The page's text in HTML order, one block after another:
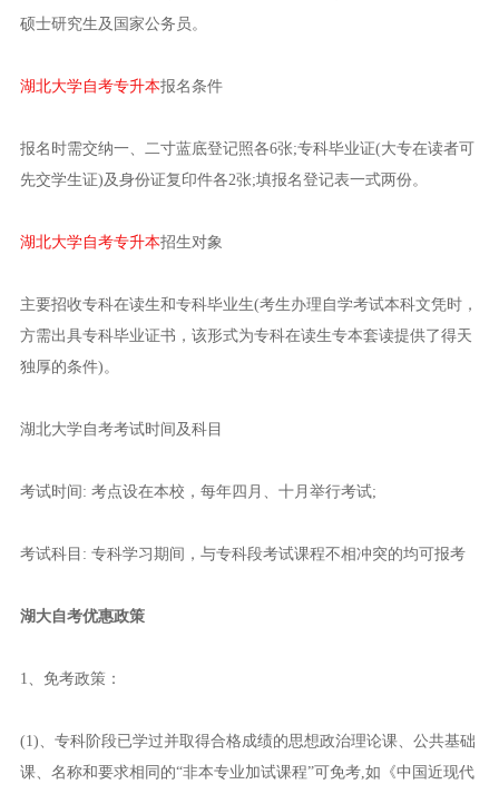
硕士研究生及国家公务员。
湖北大学自考专升本报名条件
报名时需交纳一、二寸蓝底登记照各6张;专科毕业证(大专在读者可
先交学生证)及身份证复印件各2张;填报名登记表一式两份。
湖北大学自考专升本招生对象
主要招收专科在读生和专科毕业生(考生办理自学考试本科文凭时，
方需出具专科毕业证书，该形式为专科在读生专本套读提供了得天
独厚的条件)。
湖北大学自考考试时间及科目
考试时间: 考点设在本校，每年四月、十月举行考试;
考试科目: 专科学习期间，与专科段考试课程不相冲突的均可报考
湖大自考优惠政策
1、免考政策：
(1)、专科阶段已学过并取得合格成绩的思想政治理论课、公共基础
课、名称和要求相同的“非本专业加试课程”可免考,如《中国近现代